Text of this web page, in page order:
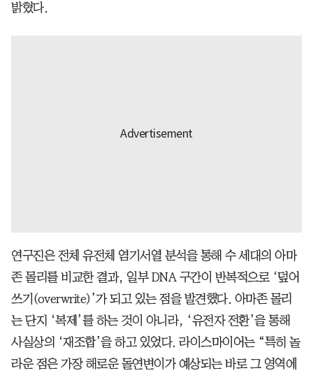
밝혔다.
연구진은 전체 유전체 염기서열 분석을 통해 수 세대의 아마
존 몰리를 비교한 결과, 일부 DNA 구간이 반복적으로 ‘덮어
쓰기(overwrite)’가 되고 있는 점을 발견했다. 아마존 몰리
는 단지 ‘복제’를 하는 것이 아니라, ‘유전자 전환’을 통해
사실상의 ‘재조합’을 하고 있었다. 라이스마이어는 “특히 놀
라운 점은 가장 해로운 돌연변이가 예상되는 바로 그 영역에